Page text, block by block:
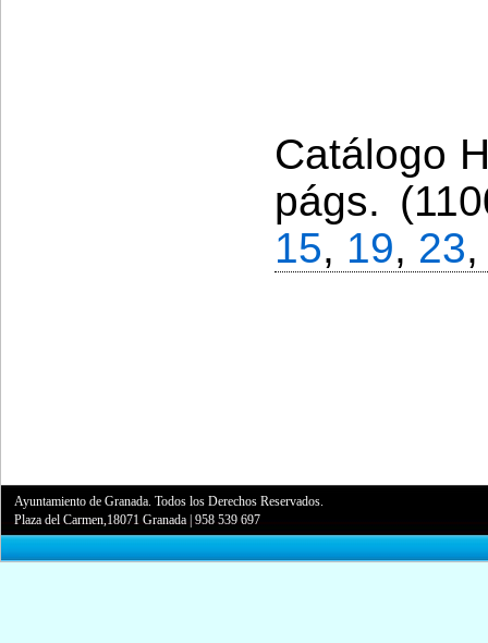
Catálogo
págs.
15, 19, 23
Ayuntamiento de Granada. Todos los Derechos Reservados.
Plaza del Carmen,18071 Granada |958 539 697